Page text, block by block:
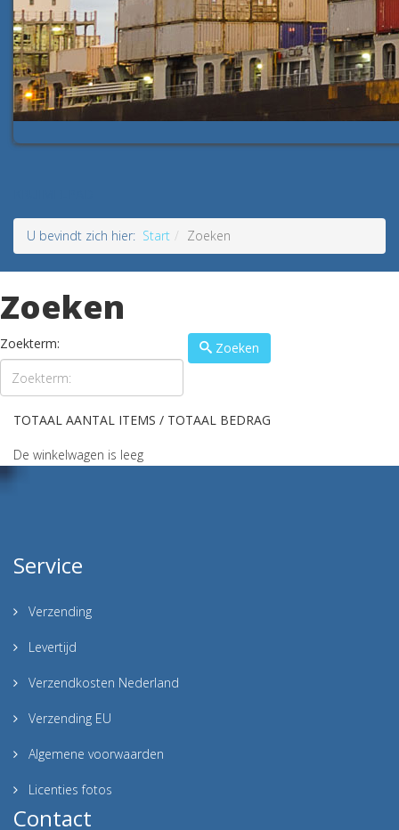
U bevindt zich hier: Start Zoeken
Zoeken
Zoekterm: Zoeken
TOTAAL AANTAL ITEMS / TOTAAL BEDRAG
De winkelwagen is leeg
Service
Verzending
Levertijd
Verzendkosten Nederland
Verzending EU
Algemene voorwaarden
Licenties fotos
Contact